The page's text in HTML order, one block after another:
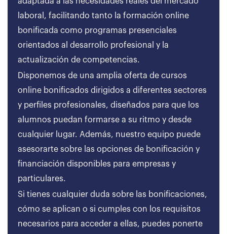
laboral, facilitando tanto la formación online
bonificada como programas presenciales
orientados al desarrollo profesional y la
actualización de competencias.
Disponemos de una amplia oferta de cursos
online bonificados dirigidos a diferentes sectores
y perfiles profesionales, diseñados para que los
alumnos puedan formarse a su ritmo y desde
cualquier lugar. Además, nuestro equipo puede
asesorarte sobre las opciones de bonificación y
financiación disponibles para empresas y
particulares.
Si tienes cualquier duda sobre las bonificaciones,
cómo se aplican o si cumples con los requisitos
necesarios para acceder a ellas, puedes ponerte